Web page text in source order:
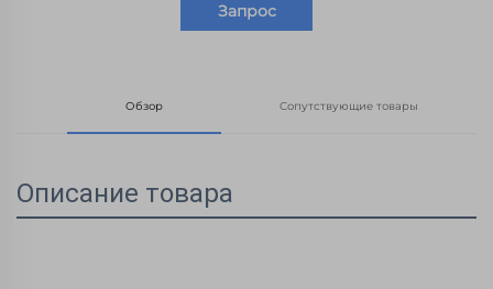
Запрос
Обзор Сопутствующие товары
Описание товара